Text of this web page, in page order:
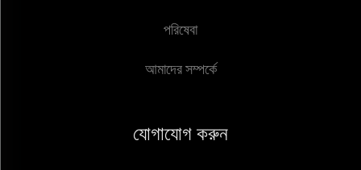
পরিষেবা
আমাদের সম্পর্কে
যোগাযোগ করুন